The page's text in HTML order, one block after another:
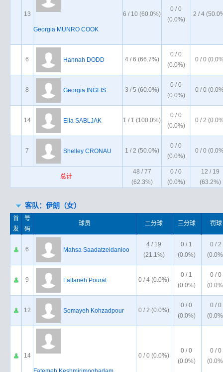
13
Georgia MUNRO COOK
6 / 10 (60.0%)
0 / 0
(0.0%)
2 / 4
6 Hannah DODD 4 / 6 (66.7%)
0 / 0
(0.0%)
0 / 0
8 Georgia INGLIS 3 / 5 (60.0%)
0 / 0
(0.0%)
0 / 0
14 Ella SABLJAK 1 / 1 (100.0%)
0 / 0
(0.0%)
0 / 2
7 Shelley CRONAU 1 / 2 (50.0%)
0 / 0
(0.0%)
0 / 0
总计
48 / 77
(62.3%)
0 / 0
(0.0%)
12 / 19
(63.2%)
客队：伊朗（女）
首
发
号
码
球员 二分球 三分球 罚球
6 Mahsa Saadatzeidanloo
4 / 19
(21.1%)
0 / 1
(0.0%)
0 / 2
9 Fattaneh Pourat 0 / 4 (0.0%)
0 / 1
(0.0%)
0 / 0
12 Somayeh Kohzadpour 0 / 2 (0.0%)
0 / 0
(0.0%)
0 / 0
14 0 / 0 (0.0%)
0 / 0
(0.0%)
0 / 0